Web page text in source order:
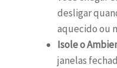
desligar
aquecido ou
Isole o
janelas